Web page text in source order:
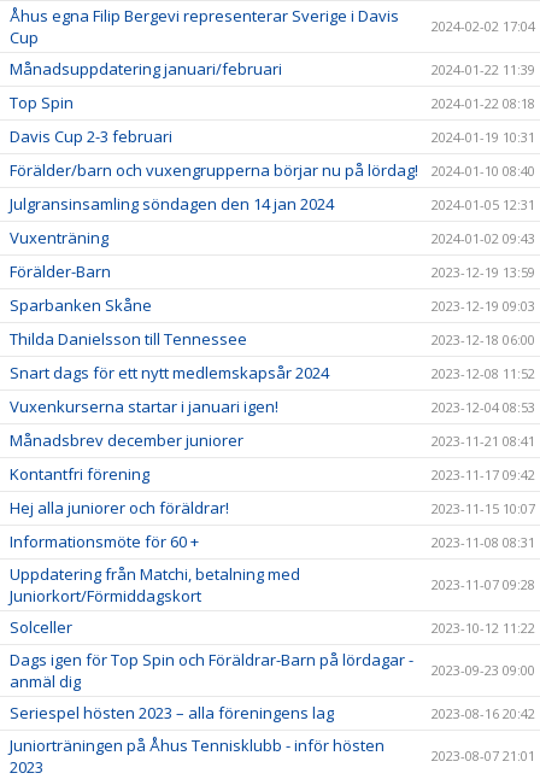
Åhus egna Filip Bergevi representerar Sverige i Davis
Cup
2024-02-02 17:04
Månadsuppdatering januari/februari 2024-01-22 11:39
Top Spin 2024-01-22 08:18
Davis Cup 2-3 februari 2024-01-19 10:31
Förälder/barn och vuxengrupperna börjar nu på lördag! 2024-01-10 08:40
Julgransinsamling söndagen den 14 jan 2024 2024-01-05 12:31
Vuxenträning 2024-01-02 09:43
Förälder-Barn 2023-12-19 13:59
Sparbanken Skåne 2023-12-19 09:03
Thilda Danielsson till Tennessee 2023-12-18 06:00
Snart dags för ett nytt medlemskapsår 2024 2023-12-08 11:52
Vuxenkurserna startar i januari igen! 2023-12-04 08:53
Månadsbrev december juniorer 2023-11-21 08:41
Kontantfri förening 2023-11-17 09:42
Hej alla juniorer och föräldrar! 2023-11-15 10:07
Informationsmöte för 60 + 2023-11-08 08:31
Uppdatering från Matchi, betalning med
Juniorkort/Förmiddagskort
2023-11-07 09:28
Solceller 2023-10-12 11:22
Dags igen för Top Spin och Föräldrar-Barn på lördagar -
anmäl dig
2023-09-23 09:00
Seriespel hösten 2023 – alla föreningens lag 2023-08-16 20:42
Juniorträningen på Åhus Tennisklubb - inför hösten
2023
2023-08-07 21:01